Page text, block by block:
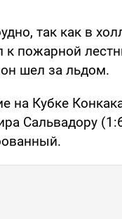
так как в
пожарной
он шел за льдом.
на Кубке
Сальвадору